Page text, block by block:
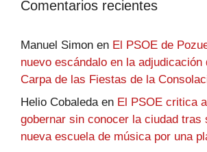
Comentarios recientes
Manuel Simon en El PSOE de
nuevo escándalo en la adjudicación
Carpa de las Fiestas de la
Helio Cobaledaen El PSOE critica
gobernar sin conocer la ciudad tras
nueva escuela de música por una